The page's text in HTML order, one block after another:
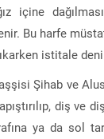
içine
Bu harfe
istitale
Şihab ve
diş ve
ya da sol